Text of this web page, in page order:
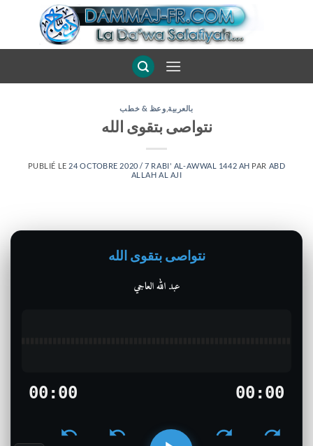
بالعربية, وعظ & خطب
نتواصى بتقوى الله
PUBLIÉ LE 24 OCTOBRE 2020 / 7 RABI' AL-AWWAL 1442 AH PAR ABD
ALLAH AL AJI
نتواصى بتقوى الله
عبد الله العاجي
00:00 00:00